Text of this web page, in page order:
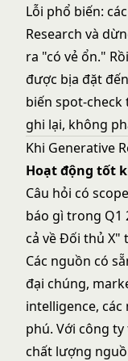
Lỗi phổ biến:
Research và
ra "có vẻ ổn."
được bịa đặt
biến spot-
ghi lại, không
Khi Generative
Hoạt động tốt
Câu hỏi có
báo gì trong Q1
cả về Đối thủ X"
Các nguồn có
đại chúng,
intelligence,
phú. Với công
chất lượng